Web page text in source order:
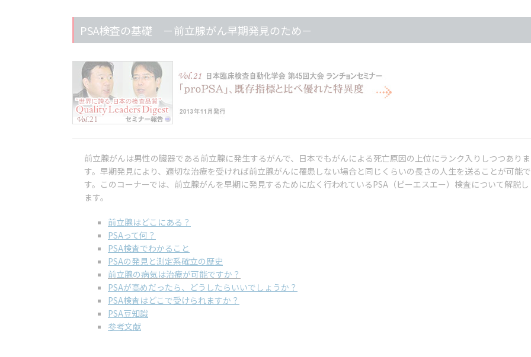
PSA検査の基礎 －前立腺がん早期発見のため－
前立腺がんは男性の臓器である前立腺に発生するがんで、日本でもがんによる死亡原因の上位にランク入りしつつありま
す。早期発見により、適切な治療を受ければ前立腺がんに罹患しない場合と同じくらいの長さの人生を送ることが可能で
す。このコーナーでは、前立腺がんを早期に発見するために広く行われているPSA（ピーエスエー）検査について解説し
ます。
前立腺はどこにある？
PSAって何？
PSA検査でわかること
PSAの発見と測定系確立の歴史
前立腺の病気は治療が可能ですか？
PSAが高めだったら、どうしたらいいでしょうか？
PSA検査はどこで受けられますか？
PSA豆知識
参考文献